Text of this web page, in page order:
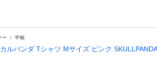
ー 半袖
ルパンダ Tシャツ Mサイズ ピンク